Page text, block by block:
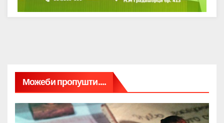
Можеби пропушти....